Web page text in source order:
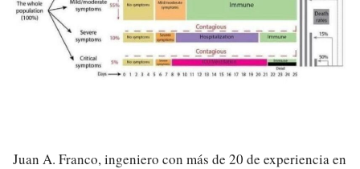
Juan A. Franco, ingeniero con más de 20 de experiencia en